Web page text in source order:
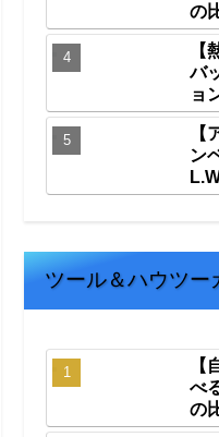
の
【
バ
ョ
【
ン
ツール＆ハウツー
【
べ
の